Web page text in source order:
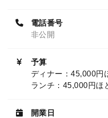
電話番号
非公開
予算
ディナー：45,000円
ランチ：45,000円ほ
開業日